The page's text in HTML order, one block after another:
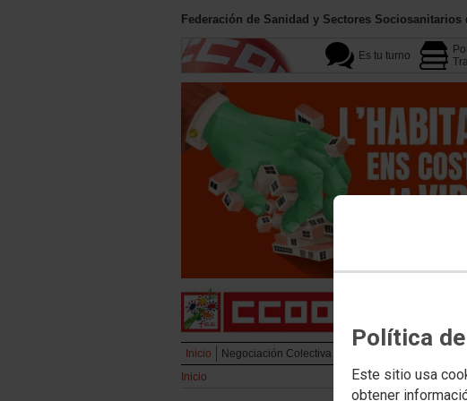
Política
Este sitio usa
obtener
Federación de Sanidad y Sectores Sociosanitarios
Es tu turno
Inicio Negociación Colectiva
Inicio